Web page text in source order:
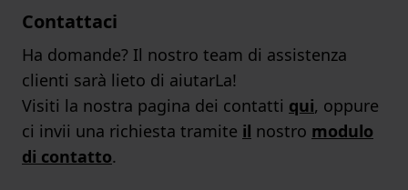
Contattaci
Ha domande? Il nostro team di assistenza
clienti sarà lieto di aiutarLa!
Visiti la nostra pagina dei contatti qui, oppure
ci invii una richiesta tramite il nostro modulo
di contatto.